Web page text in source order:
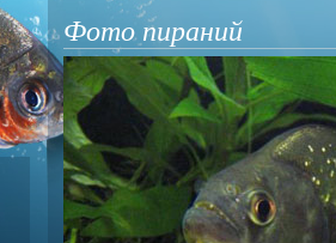
Фото пираний